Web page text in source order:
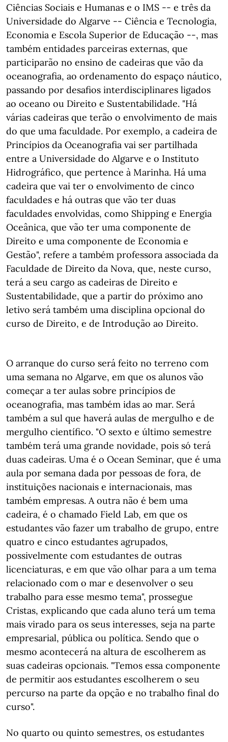
Ciências Sociais e Humanas e o IMS -- e três da
Universidade do Algarve -- Ciência e Tecnologia,
Economia e Escola Superior de Educação --, mas
também entidades parceiras externas, que
participarão no ensino de cadeiras que vão da
oceanografia, ao ordenamento do espaço náutico,
passando por desafios interdisciplinares ligados
ao oceano ou Direito e Sustentabilidade. "Há
várias cadeiras que terão o envolvimento de mais
do que uma faculdade. Por exemplo, a cadeira de
Princípios da Oceanografia vai ser partilhada
entre a Universidade do Algarve e o Instituto
Hidrográfico, que pertence à Marinha. Há uma
cadeira que vai ter o envolvimento de cinco
faculdades e há outras que vão ter duas
faculdades envolvidas, como Shipping e Energia
Oceânica, que vão ter uma componente de
Direito e uma componente de Economia e
Gestão", refere a também professora associada da
Faculdade de Direito da Nova, que, neste curso,
terá a seu cargo as cadeiras de Direito e
Sustentabilidade, que a partir do próximo ano
letivo será também uma disciplina opcional do
curso de Direito, e de Introdução ao Direito.
O arranque do curso será feito no terreno com
uma semana no Algarve, em que os alunos vão
começar a ter aulas sobre princípios de
oceanografia, mas também idas ao mar. Será
também a sul que haverá aulas de mergulho e de
mergulho científico. "O sexto e último semestre
também terá uma grande novidade, pois só terá
duas cadeiras. Uma é o Ocean Seminar, que é uma
aula por semana dada por pessoas de fora, de
instituições nacionais e internacionais, mas
também empresas. A outra não é bem uma
cadeira, é o chamado Field Lab, em que os
estudantes vão fazer um trabalho de grupo, entre
quatro e cinco estudantes agrupados,
possivelmente com estudantes de outras
licenciaturas, e em que vão olhar para a um tema
relacionado com o mar e desenvolver o seu
trabalho para esse mesmo tema", prossegue
Cristas, explicando que cada aluno terá um tema
mais virado para os seus interesses, seja na parte
empresarial, pública ou política. Sendo que o
mesmo acontecerá na altura de escolherem as
suas cadeiras opcionais. "Temos essa componente
de permitir aos estudantes escolherem o seu
percurso na parte da opção e no trabalho final do
curso".
No quarto ou quinto semestres, os estudantes